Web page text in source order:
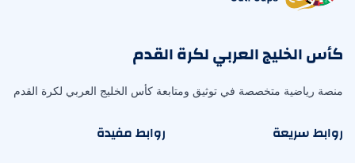
كأس الخليج العربي لكرة القدم
منصة رياضية متخصصة في توثيق ومتابعة كأس الخليج العربي لكرة القدم
روابط سريعة روابط مفيدة